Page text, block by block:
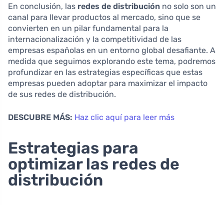
En conclusión, las redes de distribución no solo son un
canal para llevar productos al mercado, sino que se
convierten en un pilar fundamental para la
internacionalización y la competitividad de las
empresas españolas en un entorno global desafiante. A
medida que seguimos explorando este tema, podremos
profundizar en las estrategias específicas que estas
empresas pueden adoptar para maximizar el impacto
de sus redes de distribución.
DESCUBRE MÁS: Haz clic aquí para leer más
Estrategias para
optimizar las redes de
distribución